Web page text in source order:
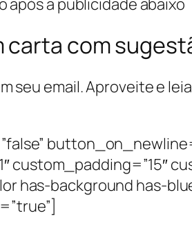
com
seu email. Aproveite e
has-background has-